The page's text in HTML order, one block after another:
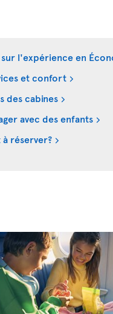
sur l'expérience en
et confort
des cabines
avec des enfants
à réserver?